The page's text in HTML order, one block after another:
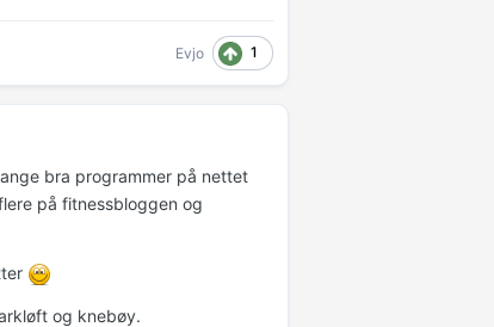
Evjo 1
bra programmer på nettet
på fitnessbloggen og
og knebøy.